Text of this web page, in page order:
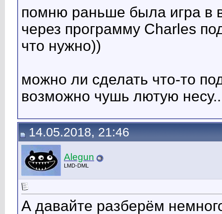
помню раньше была игра в
через программу Charles
что нужно))
можно ли сделать что-то
возможно чушь лютую несу..
14.05.2018, 21:46
Alegun
LMD-DML
А давайте разберём